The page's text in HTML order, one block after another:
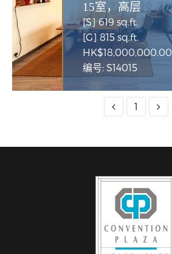
15室，高层
[S] 619 sq.ft.
[G] 815 sq.ft.
HK$18,000,000.00
编号: S14015
1